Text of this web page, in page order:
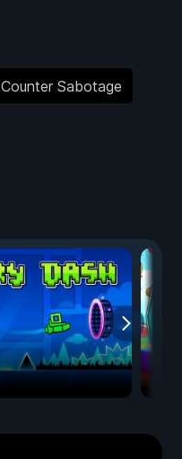
Counter Sabotage